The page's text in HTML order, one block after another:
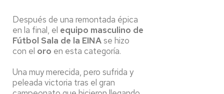
Después de una remontada épica
en la final, el equipo masculino de
Fútbol Sala de la EINAse hizo
con el oro en esta categoría.
Una muy merecida, pero sufrida y
peleada victoria tras el gran